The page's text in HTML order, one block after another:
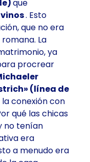
que
. Esto
que no era
La
ya
procrear
(línea de
conexión con
qué las chicas
no tenían
era
a menudo era